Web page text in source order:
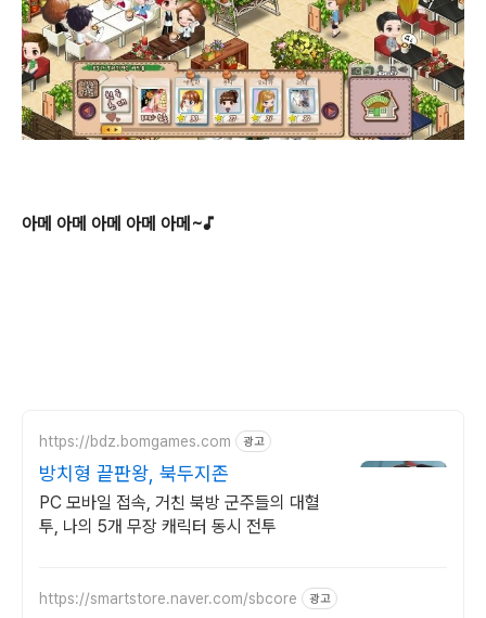
아메 아메 아메 아메 아메~♪
https://bdz.bomgames.com 광고
방치형 끝판왕, 북두지존
PC 모바일 접속, 거친 북방 군주들의 대혈
투, 나의 5개 무장 캐릭터 동시 전투
https://smartstore.naver.com/sbcore 광고